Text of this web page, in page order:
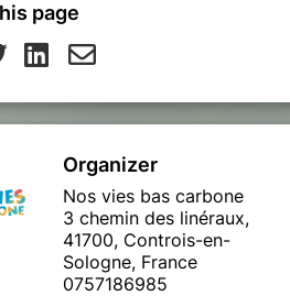
page
Organizer
Nos vies bas carbone
3 chemin des linéraux,
41700, Controis-en-
Sologne, France
0757186985